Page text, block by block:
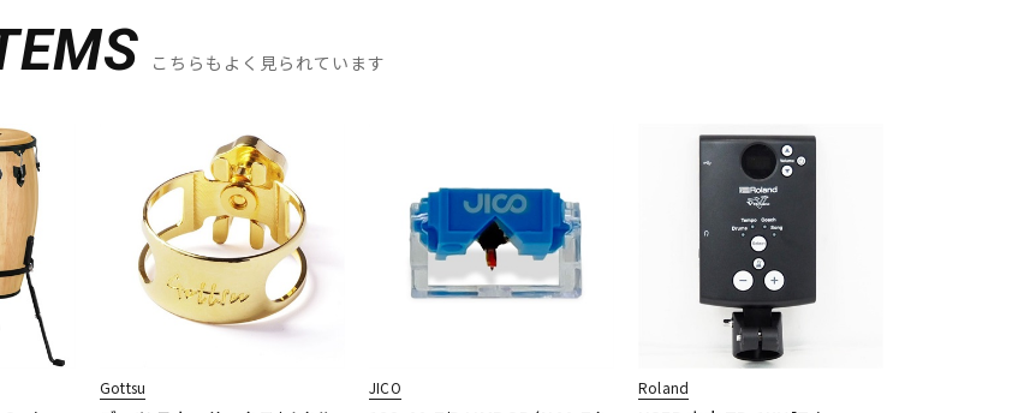
こちらもよく見られています
Gottsu JICO Roland